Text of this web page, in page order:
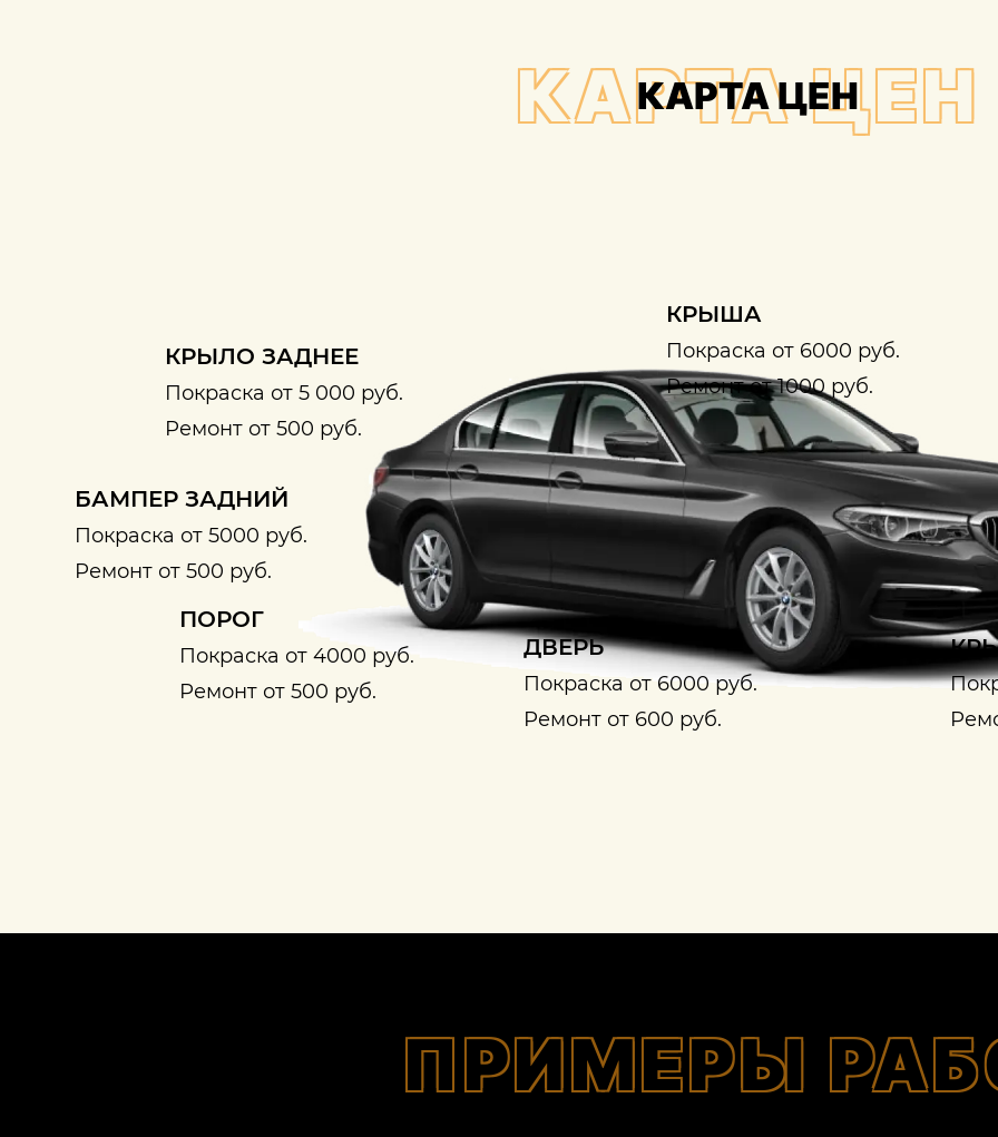
КАРТА ЦЕН
КАРТА ЦЕН
КРЫША
Покраска от 6000 руб.
Ремонт от 1000 руб.
КРЫЛО ЗАДНЕЕ
Покраска от 5 000 руб.
Ремонт от 500 руб.
БАМПЕР ЗАДНИЙ
Покраска от 5000 руб.
Ремонт от 500 руб.
ПОРОГ
Покраска от 4000 руб.
Ремонт от 500 руб.
ДВЕРЬ
Покраска от 6000 руб.
Ремонт от 600 руб.
ПРИМЕРЫ